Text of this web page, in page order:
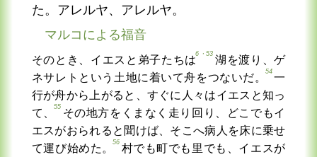
た。アレルヤ、アレルヤ。
マルコによる福音
そのとき、イエスと弟子たちは
6・53
湖を渡り、ゲ
ネサレトという土地に着いて舟をつないだ。
54
一
行が舟から上がると、すぐに人々はイエスと知っ
て、
55
その地方をくまなく走り回り、どこでもイ
エスがおられると聞けば、そこへ病人を床に乗せ
て運び始めた。
56
村でも町でも里でも、イエスが